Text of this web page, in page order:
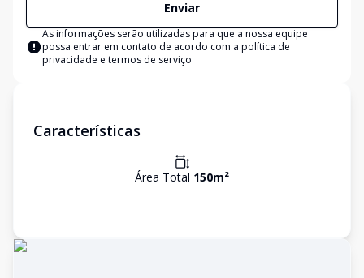
Enviar
As informações serão utilizadas para que a nossa equipe
possa entrar em contato de acordo com a política de
privacidade e termos de serviço
Características
Área Total 150m²